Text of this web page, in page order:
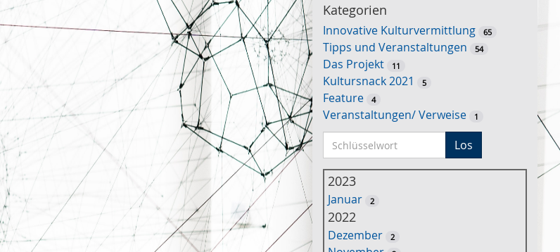
Kategorien
Innovative Kulturvermittlung 65
Tipps und Veranstaltungen 54
Das Projekt 11
Kultursnack 2021 5
Feature 4
Veranstaltungen/ Verweise 1
c
h
ü
Los
2023
Januar 2
2022
Dezember 2